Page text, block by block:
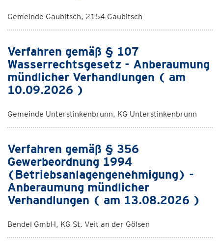
Gemeinde Gaubitsch, 2154 Gaubitsch
Verfahren gemäß § 107
Wasserrechtsgesetz - Anberaumung
mündlicher Verhandlungen ( am
10.09.2026 )
Gemeinde Unterstinkenbrunn, KG Unterstinkenbrunn
Verfahren gemäß § 356
Gewerbeordnung 1994
(Betriebsanlagengenehmigung) -
Anberaumung mündlicher
Verhandlungen ( am 13.08.2026 )
Bendel GmbH, KG St. Veit an der Gölsen